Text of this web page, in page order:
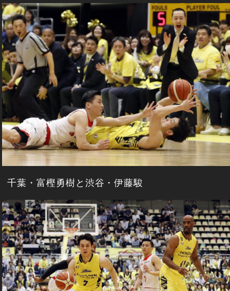
千葉・富樫勇樹と渋谷・伊藤駿